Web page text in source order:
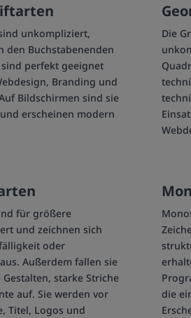
unkompliziert,
den Buchstabenenden
perfekt geeignet
Branding und
Bildschirmen sind sie
erscheinen modern
Die
für größere
und zeichnen sich
oder
Außerdem fallen sie
starke Striche
auf. Sie werden vor
Titel, Logos und
die